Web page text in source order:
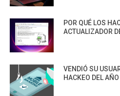
POR QUÉ LOS
ACTUALIZADOR
VENDIÓ SU
HACKEO DEL